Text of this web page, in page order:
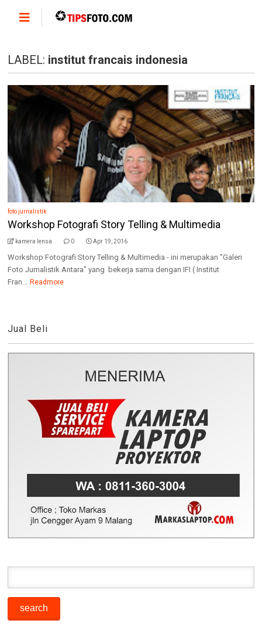
LABEL: institut francais indonesia
foto jurnalistik
Workshop Fotografi Story Telling & Multimedia
kamera lensa 0 Apr 19, 2016
Workshop Fotografi Story Telling & Multimedia - ini merupakan "Galeri
Foto Jurnalistik Antara" yang bekerja sama dengan IFI ( Institut
Fran... Readmore
Jual Beli